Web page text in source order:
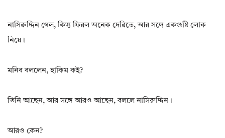
নাসিরুদ্দিন গেল, কিন্তু ফিরল অনেক দেরিতে, আর সঙ্গে একগুষ্টি লোক
নিয়ে।
মনিব বললেন, হাকিম কই?
তিনি আছেন, আর সঙ্গে আরও আছেন, বললে নাসিরুদ্দিন।
আরও কেন?